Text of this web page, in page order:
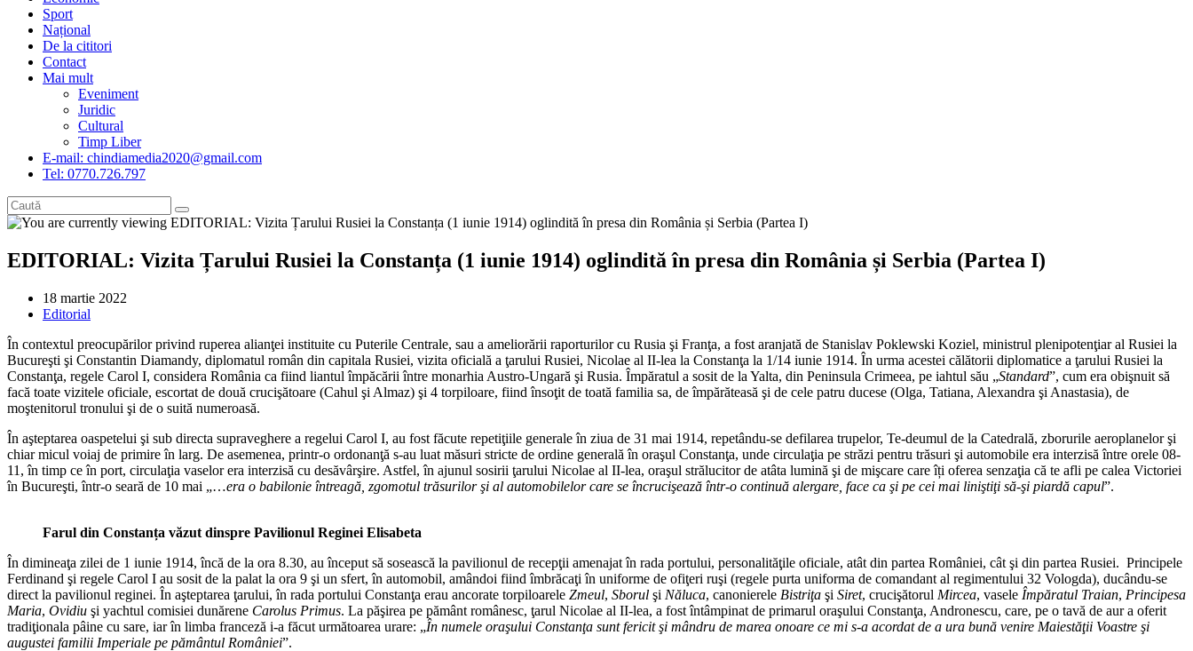
Sport
Național
De la cititori
Contact
Mai mult
Eveniment
Juridic
Cultural
Timp Liber
E-mail: chindiamedia2020@gmail.com
Tel: 0770.726.797
EDITORIAL: Vizita Țarului Rusiei la Constanța (1 iunie 1914) oglindită în presa din România și Serbia (Partea I)
Post
published:
18 martie 2022
Post
Editorial
În contextul preocupărilor privind ruperea alianţei instituite cu Puterile Centrale, sau a ameliorării raporturilor cu Rusia şi Franţa, a fost aranjată de Stanislav Poklewski Koziel, ministrul plenipotenţiar al Rusiei la
Bucureşti şi Constantin Diamandy, diplomatul român din capitala Rusiei, vizita oficială a ţarului Rusiei, Nicolae al II-lea la Constanţa la 1/14 iunie 1914. În urma acestei călătorii diplomatice a ţarului Rusiei la
Constanţa, regele Carol I, considera România ca fiind liantul împăcării între monarhia Austro-Ungară şi Rusia. Împăratul a sosit de la Yalta, din Peninsula Crimeea, pe iahtul său „Standard”, cum era obişnuit să
facă toate vizitele oficiale, escortat de două crucişătoare (Cahul şi Almaz) şi 4 torpiloare, fiind însoţit de toată familia sa, de împărăteasă şi de cele patru ducese (Olga, Tatiana, Alexandra şi Anastasia), de
moştenitorul tronului şi de o suită numeroasă.
În aşteptarea oaspetelui şi sub directa supraveghere a regelui Carol I, au fost făcute repetiţiile generale în ziua de 31 mai 1914, repetându-se defilarea trupelor, Te-deumul de la Catedrală, zborurile aeroplanelor şi
chiar micul voiaj de primire în larg. De asemenea, printr-o ordonanţă s-au luat măsuri stricte de ordine generală în oraşul Constanţa, unde circulaţia pe străzi pentru trăsuri şi automobile era interzisă între orele 08-
11, în timp ce în port, circulaţia vaselor era interzisă cu desăvârşire. Astfel, în ajunul sosirii ţarului Nicolae al II-lea, oraşul strălucitor de atâta lumină şi de mişcare care îți oferea senzaţia că te afli pe calea Victoriei
în Bucureşti, într-o seară de 10 mai „…era o babilonie întreagă, zgomotul trăsurilor şi al automobilelor care se încrucişează într-o continuă alergare, face ca şi pe cei mai liniştiţi să-şi piardă capul”.
Farul din Constanța văzut dinspre Pavilionul Reginei Elisabeta
În dimineaţa zilei de 1 iunie 1914, încă de la ora 8.30, au început să sosească la pavilionul de recepţii amenajat în rada portului, personalităţile oficiale, atât din partea României, cât şi din partea Rusiei. Principele
Ferdinand şi regele Carol I au sosit de la palat la ora 9 şi un sfert, în automobil, amândoi fiind îmbrăcaţi în uniforme de ofiţeri ruşi (regele purta uniforma de comandant al regimentului 32 Vologda), ducându-se
direct la pavilionul reginei. În aşteptarea ţarului, în rada portului Constanţa erau ancorate torpiloarele Zmeul, Sborul şi Năluca, canonierele Bistriţa şi Siret, crucişătorul Mircea, vasele Împăratul Traian, Principesa
Maria, Ovidiu şi yachtul comisiei dunărene Carolus Primus. La păşirea pe pământ românesc, ţarul Nicolae al II-lea, a fost întâmpinat de primarul oraşului Constanţa, Andronescu, care, pe o tavă de aur a oferit
tradiţionala pâine cu sare, iar în limba franceză i-a făcut următoarea urare: „În numele oraşului Constanţa sunt fericit şi mândru de marea onoare ce mi s-a acordat de a ura bună venire Maiestăţii Voastre şi
augustei familii Imperiale pe pământul României”.